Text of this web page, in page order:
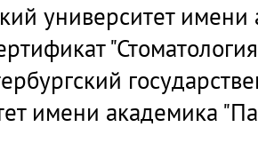
университет имени
имени академика